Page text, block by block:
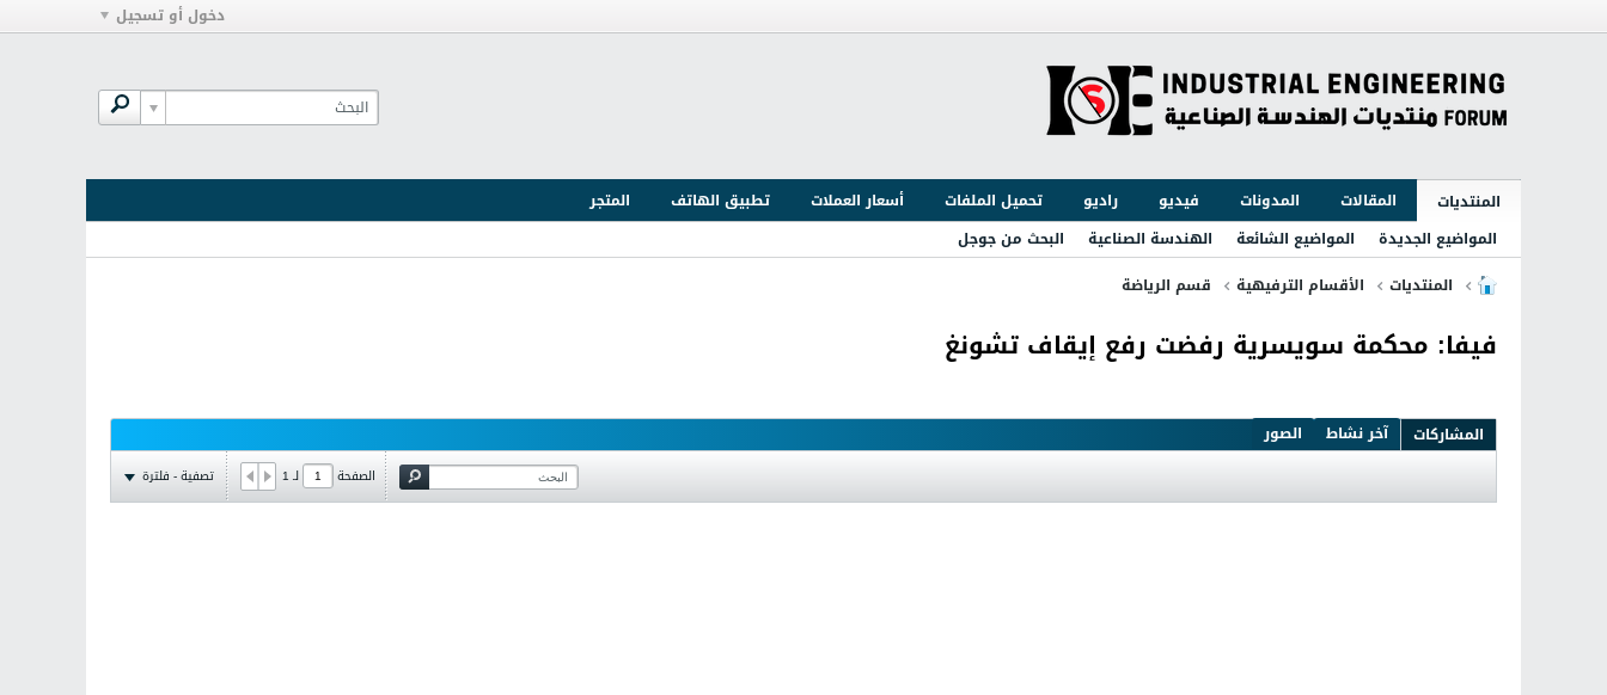
دخول أو تسجيل
المنتديات المقالات المدونات فيديو راديو تحميل الملفات أسعار العملات تطبيق الهاتف
المتجر
المواضيع الجديدة
المواضيع الشائعة الهندسة الصناعية
البحث من جوجل
المنتديات
الأقسام الترفيهية قسم الرياضة
فيفا: محكمة سويسرية رفضت رفع إيقاف تشونغ
المشاركات آخر نشاط الصور
الصفحة لـ1 تصفية - فلترة